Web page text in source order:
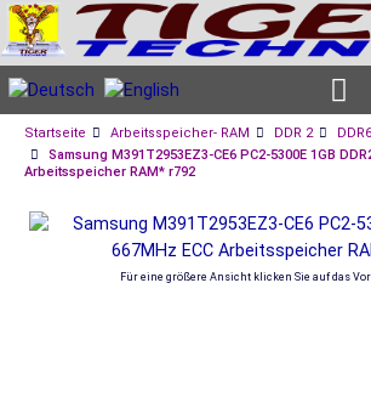
Startseite Arbeitsspeicher- RAM DDR 2
Samsung M391T2953EZ3-CE6 PC2-5300E 1GB
Arbeitsspeicher RAM* r792
Für eine größere Ansicht klicken Sie auf das